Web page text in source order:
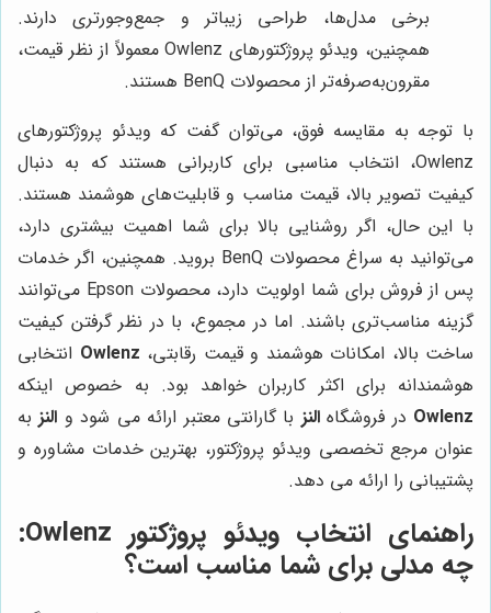
برخی مدل‌ها، طراحی زیباتر و جمع‌وجورتری دارند.
همچنین، ویدئو پروژکتورهای Owlenz معمولاً از نظر قیمت،
مقرون‌به‌صرفه‌تر از محصولات BenQ هستند.
با توجه به مقایسه فوق، می‌توان گفت که ویدئو پروژکتورهای
Owlenz، انتخاب مناسبی برای کاربرانی هستند که به دنبال
کیفیت تصویر بالا، قیمت مناسب و قابلیت‌های هوشمند هستند.
با این حال، اگر روشنایی بالا برای شما اهمیت بیشتری دارد،
می‌توانید به سراغ محصولات BenQ بروید. همچنین، اگر خدمات
پس از فروش برای شما اولویت دارد، محصولات Epson می‌توانند
گزینه مناسب‌تری باشند. اما در مجموع، با در نظر گرفتن کیفیت
ساخت بالا، امکانات هوشمند و قیمت رقابتی، Owlenz انتخابی
هوشمندانه برای اکثر کاربران خواهد بود. به خصوص اینکه
Owlenz در فروشگاهالنز با گارانتی معتبر ارائه می شود و النزبه
عنوان مرجع تخصصی ویدئو پروژکتور، بهترین خدمات مشاوره و
پشتیبانی را ارائه می دهد.
راهنمای انتخاب ویدئو پروژکتور Owlenz:
چه مدلی برای شما مناسب است؟